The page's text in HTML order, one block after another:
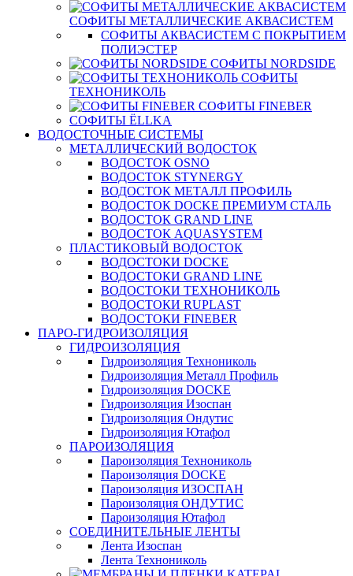
СОФИТЫ МЕТАЛЛИЧЕСКИЕ АКВАСИСТЕМ
СОФИТЫ АКВАСИСТЕМ С ПОКРЫТИЕМ
ПОЛИЭСТЕР
СОФИТЫ NORDSIDE
СОФИТЫ
ТЕХНОНИКОЛЬ
СОФИТЫ FINEBER
СОФИТЫ ЁLLKA
ВОДОСТОЧНЫЕ СИСТЕМЫ
МЕТАЛЛИЧЕСКИЙ ВОДОСТОК
ВОДОСТОК OSNO
ВОДОСТОК STYNERGY
ВОДОСТОК МЕТАЛЛ ПРОФИЛЬ
ВОДОСТОК DOCKE ПРЕМИУМ СТАЛЬ
ВОДОСТОК GRAND LINE
ВОДОСТОК AQUASYSTEM
ПЛАСТИКОВЫЙ ВОДОСТОК
ВОДОСТОКИ DOCKE
ВОДОСТОКИ GRAND LINE
ВОДОСТОКИ ТЕХНОНИКОЛЬ
ВОДОСТОКИ RUPLAST
ВОДОСТОКИ FINEBER
ПАРО-ГИДРОИЗОЛЯЦИЯ
ГИДРОИЗОЛЯЦИЯ
Гидроизоляция Технониколь
Гидроизоляция Металл Профиль
Гидроизоляция DOCKE
Гидроизоляция Изоспан
Гидроизоляция Ондутис
Гидроизоляция Ютафол
ПАРОИЗОЛЯЦИЯ
Пароизоляция Технониколь
Пароизоляция DOCKE
Пароизоляция ИЗОСПАН
Пароизоляция ОНДУТИС
Пароизоляция Ютафол
СОЕДИНИТЕЛЬНЫЕ ЛЕНТЫ
Лента Изоспан
Лента Технониколь